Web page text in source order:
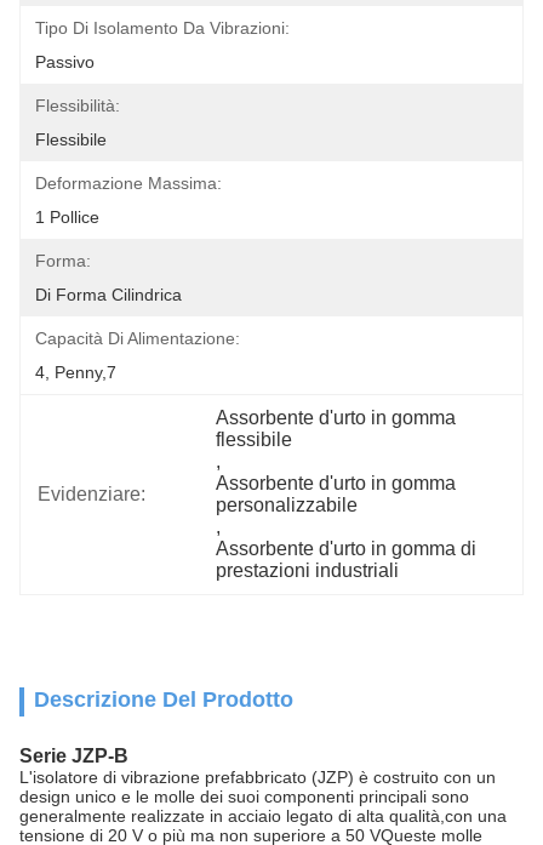
Tipo Di Isolamento Da Vibrazioni:
Passivo
Flessibilità:
Flessibile
Deformazione Massima:
1 Pollice
Forma:
Di Forma Cilindrica
Capacità Di Alimentazione:
4, Penny,7
Evidenziare:
Assorbente d'urto in gomma
flessibile
,
Assorbente d'urto in gomma
personalizzabile
,
Assorbente d'urto in gomma di
prestazioni industriali
Descrizione Del Prodotto
Serie JZP-B
L'isolatore di vibrazione prefabbricato (JZP) è costruito con un
design unico e le molle dei suoi componenti principali sono
generalmente realizzate in acciaio legato di alta qualità,con una
tensione di 20 V o più ma non superiore a 50 VQueste molle